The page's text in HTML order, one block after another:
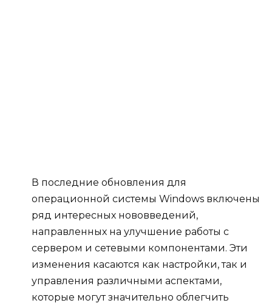
В последние обновления для
операционной системы Windows включены
ряд интересных нововведений,
направленных на улучшение работы с
сервером и сетевыми компонентами. Эти
изменения касаются как настройки, так и
управления различными аспектами,
которые могут значительно облегчить